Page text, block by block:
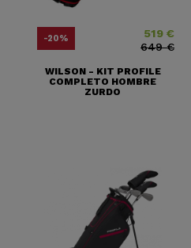
-20% Precio519 €
Precio base
649 €
WILSON - KIT PROFILE
COMPLETO HOMBRE
ZURDO